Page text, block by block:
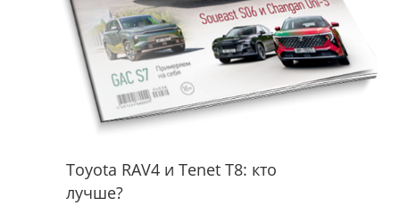
Toyota RAV4 и Tenet T8: кто
лучше?